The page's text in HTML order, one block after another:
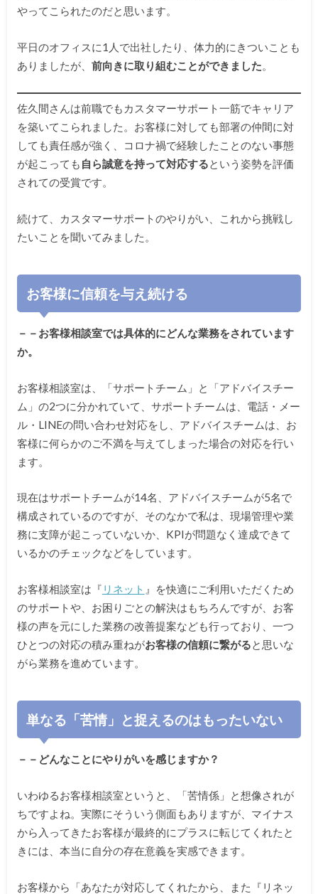
やってこられたのだと思います。
平日のオフィスに1人で出社したり、体力的にきついことも
ありましたが、 前向きに取り組むことができました。
佐久間さんは前職でもカスタマーサポート一筋でキャリア
を築いてこられました。お客様に対しても部署の仲間に対
しても責任感が強く、コロナ禍で経験したことのない事態
が起こっても 自ら誠意を持って対応するという姿勢を評価
されての受賞です。
続けて、カスタマーサポートのやりがい、これから挑戦し
たいことを聞いてみました。
お客様に信頼を与え続ける
－－お客様相談室では具体的にどんな業務をされています
か。
お客様相談室は、「サポートチーム」と「アドバイスチー
ム」の2つに分かれていて、サポートチームは、電話・メー
ル・LINEの問い合わせ対応をし、アドバイスチームは、お
客様に何らかのご不満を与えてしまった場合の対応を行い
ます。
現在はサポートチームが14名、アドバイスチームが5名で
構成されているのですが、そのなかで私は、現場管理や業
務に支障が起こっていないか、KPIが問題なく達成できて
いるかのチェックなどをしています。
お客様相談室は『 リネット 』を快適にご利用いただくため
のサポートや、お困りごとの解決はもちろんですが、お客
様の声を元にした業務の改善提案なども行っており、一つ
ひとつの対応の積み重ねがお客様の信頼に繋がると思いな
がら業務を進めています。
単なる「苦情」と捉えるのはもったいない
－－どんなことにやりがいを感じますか？
いわゆるお客様相談室というと、「苦情係」と想像されが
ちですよね。実際にそういう側面もありますが、マイナス
から入ってきたお客様が最終的にプラスに転じてくれたと
きには、本当に自分の存在意義を実感できます。
お客様から「あなたが対応してくれたから、また『リネッ